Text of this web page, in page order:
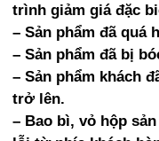
trình giảm giá đặc
– Sản phẩm đã quá
– Sản phẩm đã bị
– Sản phẩm khách
trở lên.
– Bao bì, vỏ hộp